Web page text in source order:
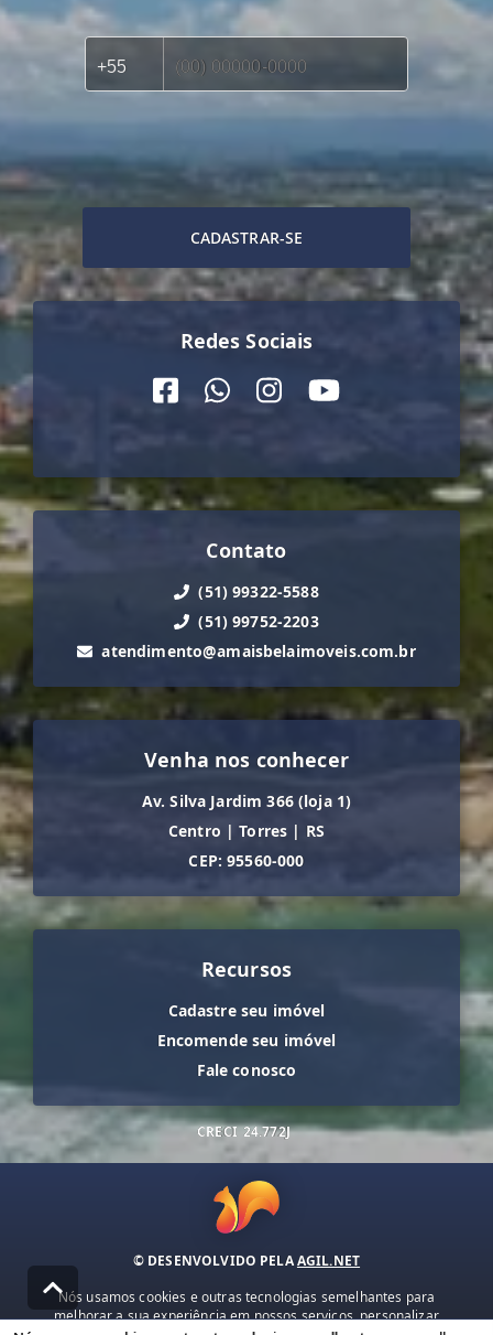
CADASTRAR-SE
Redes Sociais
Contato
(51) 99322-5588
(51) 99752-2203
atendimento@amaisbelaimoveis.com.br
Venha nos conhecer
Av. Silva Jardim 366 (loja 1)
Centro | Torres | RS
CEP: 95560-000
Recursos
Cadastre seu imóvel
Encomende seu imóvel
Fale conosco
CRECI 24.772J
© DESENVOLVIDO PELAAGIL.NET
Nós usamos cookies e outras tecnologias semelhantes para
melhorar a sua experiência em nossos serviços, personalizar